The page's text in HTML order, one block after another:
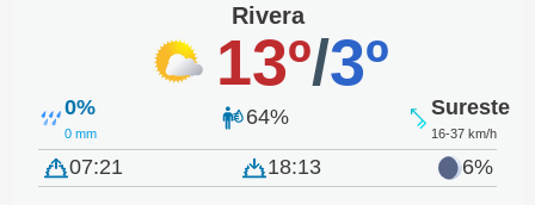
Rivera
13º/3º
0%
0 mm
64% Sureste
16-37 km/h
07:21 18:13 6%